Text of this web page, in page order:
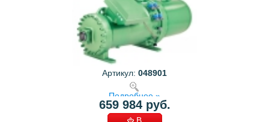
Артикул: 048901
Подробнее »
659 984 руб.